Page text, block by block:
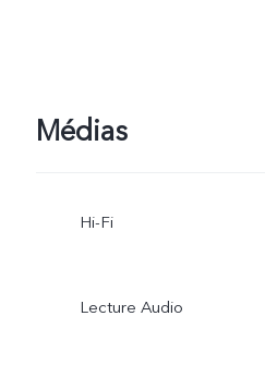
Médias
Hi-Fi
Lecture Audio